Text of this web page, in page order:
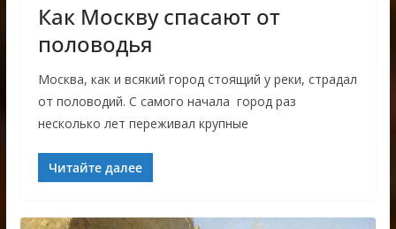
Как Москву спасают от
половодья
Москва, как и всякий город стоящий у реки, страдал
от половодий. С самого начала город раз
несколько лет переживал крупные
Читайте далее